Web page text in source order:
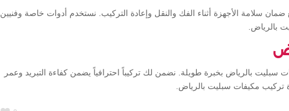
سلامة الأجهزة أثناء الفك والنقل وإعادة التركيب. نستخدم أدوات خاصة وفنيين
بالرياض.
بالرياض بخبرة طويلة. نضمن لك تركيباً احترافياً يضمن كفاءة التبريد وعمر
تركيب مكيفات سبليت بالرياض.